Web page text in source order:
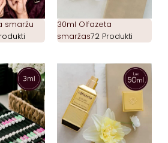
smaržu
30ml Olfazeta
smaržas72 Produkti